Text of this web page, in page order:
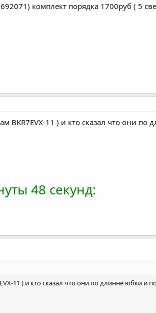
комплект порядка 1700руб ( 5
BKR7EVX-11 ) и кто сказал что они по
48 секунд:
11 ) и кто сказал что они по длинне юбки и